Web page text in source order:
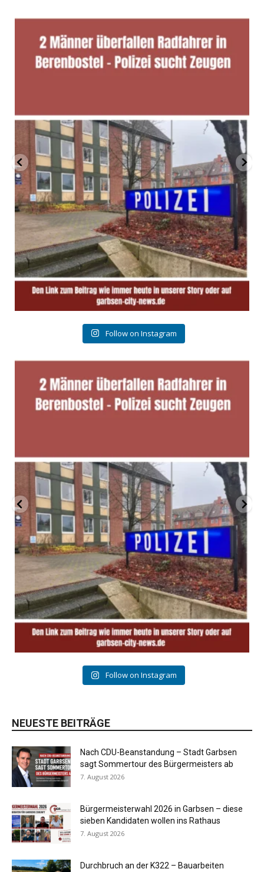
Follow on Instagram
Follow on Instagram
NEUESTE BEITRÄGE
Nach CDU-Beanstandung – Stadt Garbsen
sagt Sommertour des Bürgermeisters ab
7. August 2026
Bürgermeisterwahl 2026 in Garbsen – diese
sieben Kandidaten wollen ins Rathaus
7. August 2026
Durchbruch an der K322 – Bauarbeiten